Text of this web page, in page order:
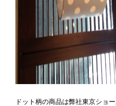
ドット柄の商品は弊社東京ショ